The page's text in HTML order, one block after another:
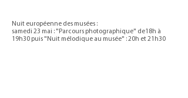
Nuit européenne des musées :
samedi 23 mai : "Parcours photographique" de18h à
19h30 puis "Nuit mélodique au musée" : 20h et 21h30